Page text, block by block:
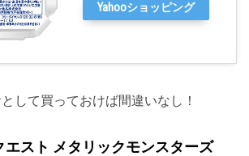
Yahooショッピング
して買っておけば間違いなし！
エスト メタリックモンスターズ